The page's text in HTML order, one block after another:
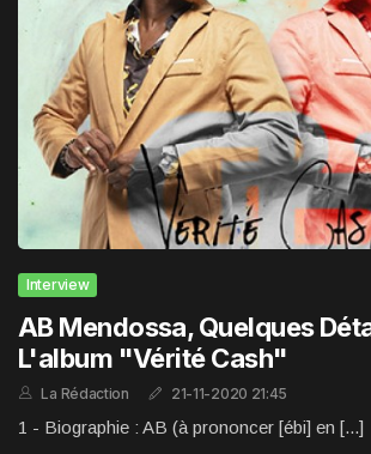
Interview
AB Mendossa, Quelques
L'album "Vérité Cash"
La Rédaction 21-11-2020 21:45
1 - Biographie : AB (à prononcer [ébi] en [...]